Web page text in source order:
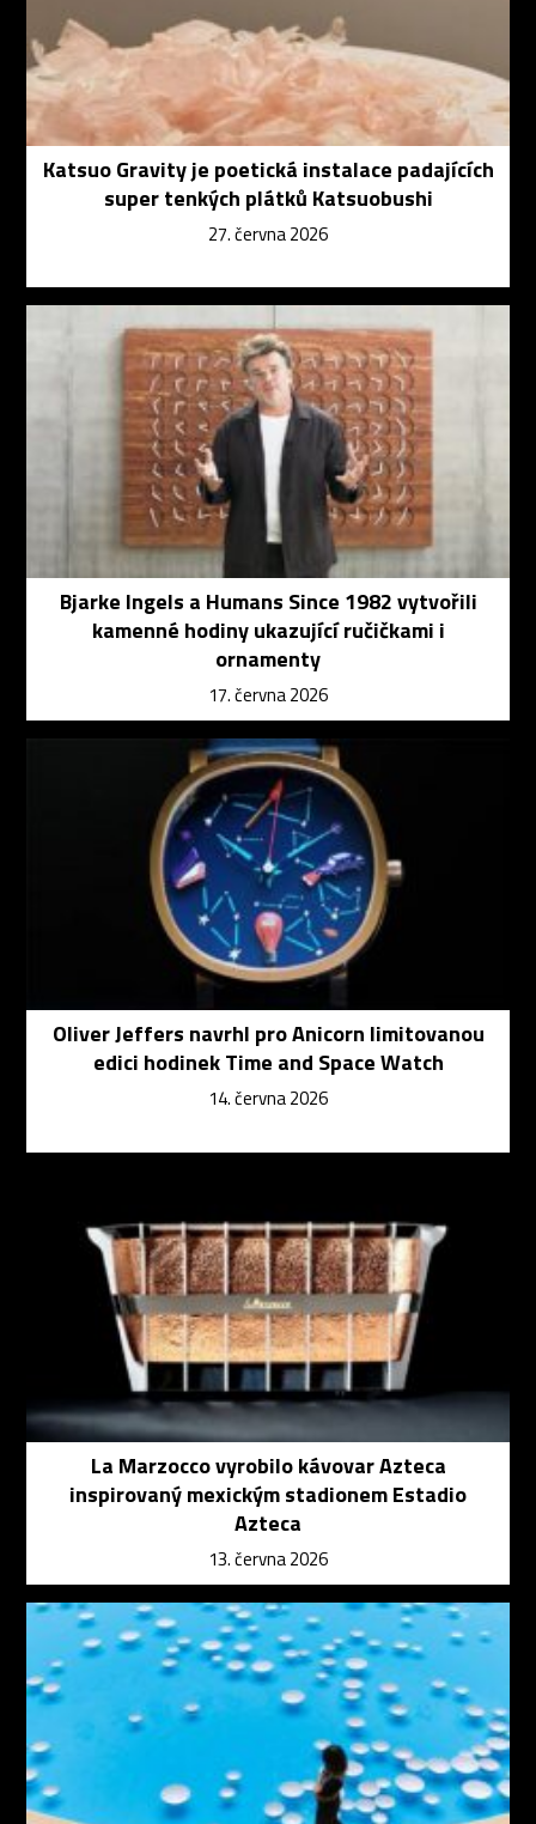
Katsuo Gravity je poetická instalace padajících
super tenkých plátků Katsuobushi
27. června 2026
Bjarke Ingels a Humans Since 1982 vytvořili
kamenné hodiny ukazující ručičkami i
ornamenty
17. června 2026
Oliver Jeffers navrhl pro Anicorn limitovanou
edici hodinek Time and Space Watch
14. června 2026
La Marzocco vyrobilo kávovar Azteca
inspirovaný mexickým stadionem Estadio
Azteca
13. června 2026